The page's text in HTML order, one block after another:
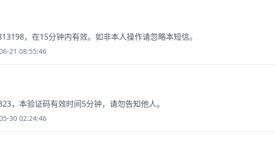
，在15分钟内有效。如非本人操作请忽略本短信。
21 08:55:46
，本验证码有效时间5分钟，请勿告知他人。
30 02:24:46